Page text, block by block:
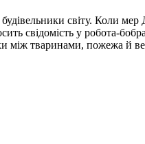
світу. Коли мер
свідомість у робота-
між тваринами, пожежа й